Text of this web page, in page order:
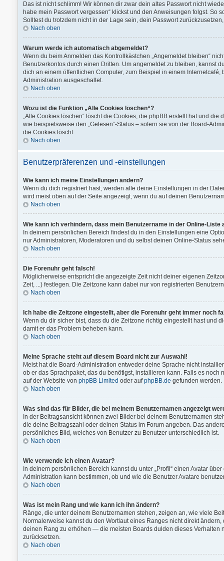
Das ist nicht schlimm! Wir können dir zwar dein altes Passwort nicht
habe mein Passwort vergessen“ klickst und den Anweisungen folgst. So
Solltest du trotzdem nicht in der Lage sein, dein Passwort
Nach oben
Warum werde ich automatisch abgemeldet?
Wenn du beim Anmelden das Kontrollkästchen „Angemeldet bleiben“
Benutzerkontos durch einen Dritten. Um angemeldet zu bleiben, kannst
dich an einem öffentlichen Computer, zum Beispiel in einem
Administration ausgeschaltet.
Nach oben
Wozu ist die Funktion „Alle Cookies löschen“?
„Alle Cookies löschen“ löscht die Cookies, die phpBB erstellt hat und
wie beispielsweise den „Gelesen“-Status – sofern sie von der Board-
die Cookies löscht.
Nach oben
Benutzerpräferenzen und -einstellungen
Wie kann ich meine Einstellungen ändern?
Wenn du dich registriert hast, werden alle deine Einstellungen in der
wird meist oben auf der Seite angezeigt, wenn du auf deinen
Nach oben
Wie kann ich verhindern, dass mein Benutzername in der Online-Liste
In deinem persönlichen Bereich findest du in den Einstellungen eine
nur Administratoren, Moderatoren und du selbst deinen Online-Status
Nach oben
Die Forenuhr geht falsch!
Möglicherweise entspricht die angezeigte Zeit nicht deiner eigenen
Zeit, ...) festlegen. Die Zeitzone kann dabei nur von registrierten
Nach oben
Ich habe die Zeitzone eingestellt, aber die Forenuhr geht immer noch
Wenn du dir sicher bist, dass du die Zeitzone richtig eingestellt hast und
damit er das Problem beheben kann.
Nach oben
Meine Sprache steht auf diesem Board nicht zur Auswahl!
Meist hat die Board-Administration entweder deine Sprache nicht
ob er das Sprachpaket, das du benötigst, installieren kann. Falls es
auf der Website von phpBB Limited oder aufphpBB.de gefunden werden.
Nach oben
Was sind das für Bilder, die bei meinem Benutzernamen angezeigt
In der Beitragsansicht können zwei Bilder bei deinem Benutzernamen
die deine Beitragszahl oder deinen Status im Forum angeben. Das
persönliches Bild, welches von Benutzer zu Benutzer unterschiedlich ist.
Nach oben
Wie verwende ich einen Avatar?
In deinem persönlichen Bereich kannst du unter „Profil“ einen Avatar
Administration kann bestimmen, ob und wie die Benutzer Avatare
Nach oben
Was ist mein Rang und wie kann ich ihn ändern?
Ränge, die unter deinem Benutzernamen stehen, zeigen an, wie viele
Normalerweise kannst du den Wortlaut eines Ranges nicht direkt
deinen Rang zu erhöhen — die meisten Boards dulden dieses Verhalten
zurücksetzen.
Nach oben